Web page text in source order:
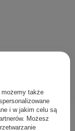
również
możemy także
i w jakim celu są
Możesz